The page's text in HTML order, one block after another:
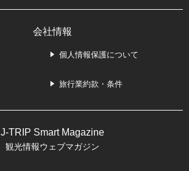
会社情報
個人情報保護について
旅行業約款・条件
J-TRIP Smart Magazine
観光情報ウェブマガジン